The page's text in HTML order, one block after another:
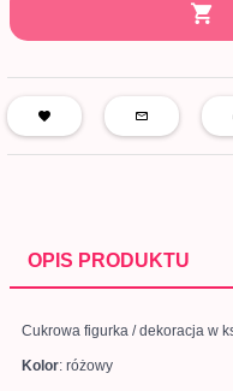
OPIS PRODUKTU
Cukrowa figurka / dekoracja w
Kolor: różowy